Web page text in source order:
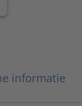
informatie